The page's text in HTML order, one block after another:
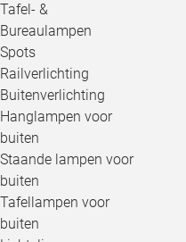
Tafel- &
Bureaulampen
Spots
Railverlichting
Buitenverlichting
Hanglampen voor
buiten
Staande lampen voor
buiten
Tafellampen voor
buiten